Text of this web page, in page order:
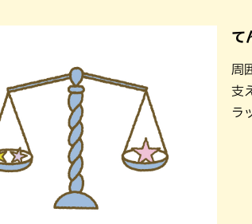
て
周
支
ラ